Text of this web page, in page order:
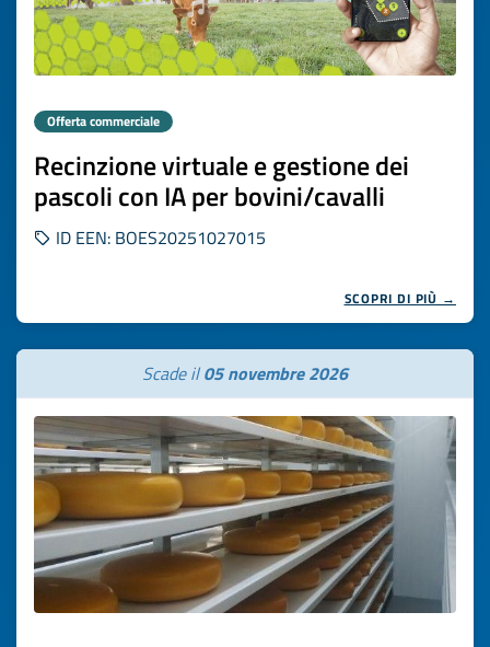
Offerta commerciale
Recinzione virtuale e gestione dei
pascoli con IA per bovini/cavalli
ID EEN: BOES20251027015
SCOPRI DI PIÙ →
Scade il05 novembre 2026